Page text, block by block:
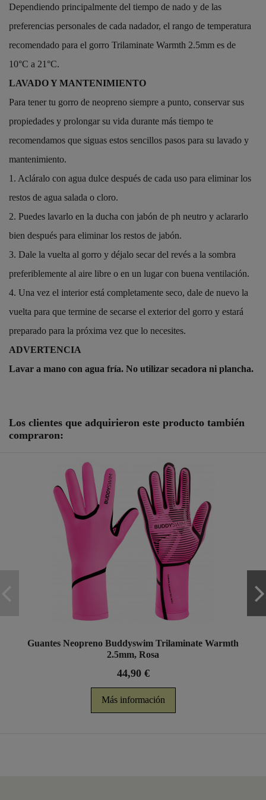
Dependiendo principalmente del tiempo de nado y de las
preferencias personales de cada nadador, el rango de temperatura
recomendado para el gorro Trilaminate Warmth 2.5mm es de
10°C a 21°C.
LAVADO Y MANTENIMIENTO
Para tener tu gorro de neopreno siempre a punto, conservar sus
propiedades y prolongar su vida durante más tiempo te
recomendamos que siguas estos sencillos pasos para su lavado y
mantenimiento.
1. Acláralo con agua dulce después de cada uso para eliminar los
restos de agua salada o cloro.
2. Puedes lavarlo en la ducha con jabón de ph neutro y aclararlo
bien después para eliminar los restos de jabón.
3. Dale la vuelta al gorro y déjalo secar del revés a la sombra
preferiblemente al aire libre o en un lugar con buena ventilación.
4. Una vez el interior está completamente seco, dale de nuevo la
vuelta para que termine de secarse el exterior del gorro y estará
preparado para la próxima vez que lo necesites.
ADVERTENCIA
Lavar a mano con agua fría. No utilizar secadora ni plancha.
Los clientes que adquirieron este producto también
compraron:
Guantes Neopreno Buddyswim Trilaminate Warmth
2.5mm, Rosa
44,90 €
Más información